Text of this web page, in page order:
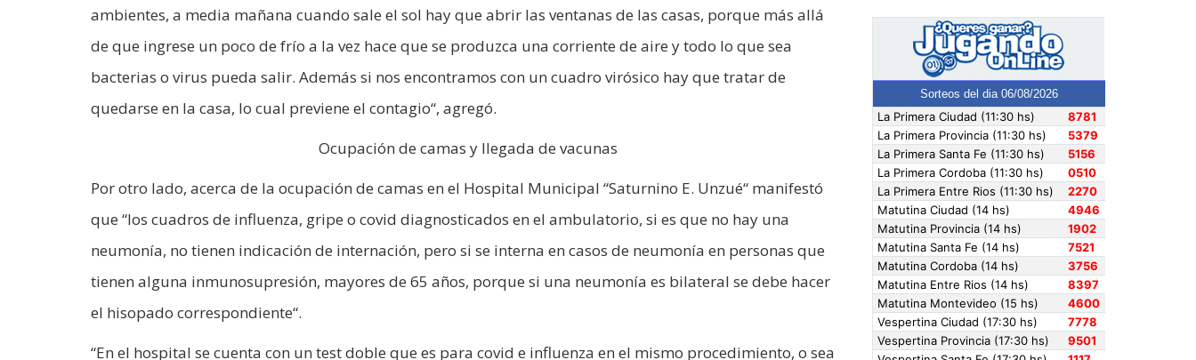
ambientes, a media mañana cuando sale el sol hay que abrir las ventanas de las casas, porque más allá
de que ingrese un poco de frío a la vez hace que se produzca una corriente de aire y todo lo que sea
bacterias o virus pueda salir. Además si nos encontramos con un cuadro virósico hay que tratar de
quedarse en la casa, lo cual previene el contagio“, agregó.
Ocupación de camas y llegada de vacunas
Por otro lado, acerca de la ocupación de camas en el Hospital Municipal “Saturnino E. Unzué“ manifestó
que “los cuadros de influenza, gripe o covid diagnosticados en el ambulatorio, si es que no hay una
neumonía, no tienen indicación de internación, pero si se interna en casos de neumonía en personas que
tienen alguna inmunosupresión, mayores de 65 años, porque si una neumonía es bilateral se debe hacer
el hisopado correspondiente“.
“En el hospital se cuenta con un test doble que es para covid e influenza en el mismo procedimiento, o sea